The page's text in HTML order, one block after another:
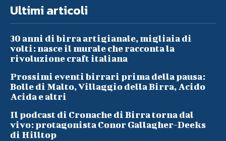
Ultimi articoli
30 anni di birra artigianale, migliaia di
volti: nasce il murale che racconta la
rivoluzione craft italiana
Prossimi eventi birrari prima della pausa:
Bolle di Malto, Villaggio della Birra, Acido
Acida e altri
Il podcast di Cronache di Birra torna dal
vivo: protagonista Conor Gallagher-Deeks
di Hilltop